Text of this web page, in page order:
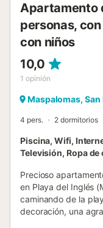
Apartamento
personas,
con niños
10,0
1 opinión
Maspalomas,
4 pers. 2 dormitorios
Piscina, Wifi,
Televisión, Ropa de
Precioso
en Playa del Inglés
caminando de la
decoración, una